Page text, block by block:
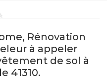
Rénovation
à appeler
de sol à
41310.